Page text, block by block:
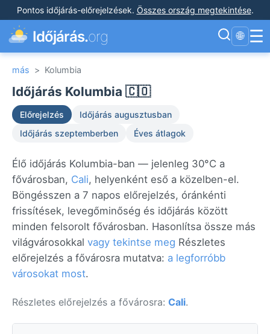
Pontos időjárás-előrejelzések. Összes ország megtekintése.
Időjárás.org 🌐 ☰
más > Kolumbia
Időjárás Kolumbia 🇨🇴
Előrejelzés
Időjárás augusztusban
Időjárás szeptemberben
Éves átlagok
Élő időjárás Kolumbia-ban — jelenleg 30°C a
fővárosban, Cali, helyenként eső a közelben-el.
Böngésszen a 7 napos előrejelzés, óránkénti
frissítések, levegőminőség és időjárás között
minden felsorolt fővárosban. Hasonlítsa össze más
világvárosokkal vagy tekintse meg Részletes
előrejelzés a fővárosra mutatva: a legforróbb
városokat most.
Részletes előrejelzés a fővárosra: Cali.